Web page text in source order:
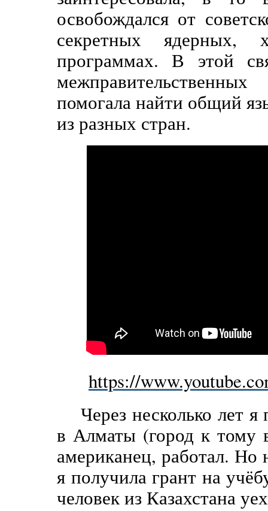
освобождался от
секретных ядерных,
программах. В этой
помогала найти общий
из разных стран.
https://
Через несколько лет
в Алматы (город к тому
американец, работал. Но
я получила грант на
человек из Казахстана